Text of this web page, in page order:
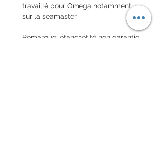
travaillé pour Omega notamment
sur la seamaster.
Remarque: étanchétité non garantie